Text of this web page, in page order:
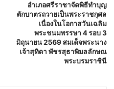
อำเภอศรีราชาจัดพิธีทำบุญ
ตักบาตรถวายเป็นพระราชกุศล
เนื่องในโอกาสวันเฉลิม
พระชนมพรรษา 4 รอบ 3
มิถุนายน 2569 สมเด็จพระนาง
เจ้าสุทิดา พัชรสุธาพิมลลักษณ
พระบรมราชินี